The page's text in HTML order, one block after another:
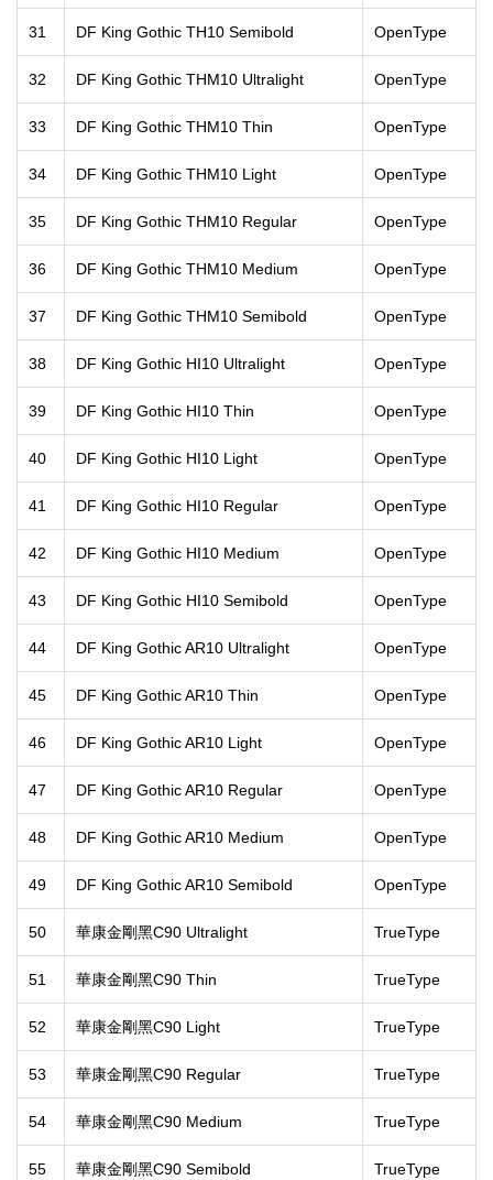
31 DF King Gothic TH10 Semibold OpenType
32 DF King Gothic THM10 Ultralight OpenType
33 DF King Gothic THM10 Thin OpenType
34 DF King Gothic THM10 Light OpenType
35 DF King Gothic THM10 Regular OpenType
36 DF King Gothic THM10 Medium OpenType
37 DF King Gothic THM10 Semibold OpenType
38 DF King Gothic HI10 Ultralight OpenType
39 DF King Gothic HI10 Thin OpenType
40 DF King Gothic HI10 Light OpenType
41 DF King Gothic HI10 Regular OpenType
42 DF King Gothic HI10 Medium OpenType
43 DF King Gothic HI10 Semibold OpenType
44 DF King Gothic AR10 Ultralight OpenType
45 DF King Gothic AR10 Thin OpenType
46 DF King Gothic AR10 Light OpenType
47 DF King Gothic AR10 Regular OpenType
48 DF King Gothic AR10 Medium OpenType
49 DF King Gothic AR10 Semibold OpenType
50 華康金剛黑C90 Ultralight TrueType
51 華康金剛黑C90 Thin TrueType
52 華康金剛黑C90 Light TrueType
53 華康金剛黑C90 Regular TrueType
54 華康金剛黑C90 Medium TrueType
55 華康金剛黑C90 Semibold TrueType